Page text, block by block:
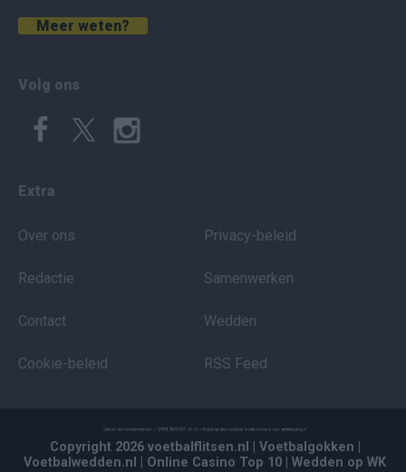
Meer weten?
Volg ons
Extra
Over ons
Redactie
Contact
Cookie-beleid
Privacy-beleid
Samenwerken
Wedden
RSS Feed
Copyright 2026 voetbalflitsen.nl | Voetbalgokken
Voetbalwedden.nl
| Online Casino Top 10 | Wedden op WK